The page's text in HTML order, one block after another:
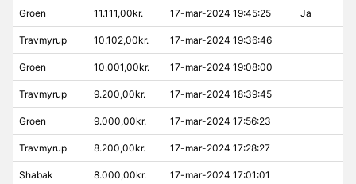
Groen 11.111,00kr. 17-mar-2024 19:45:25 Ja
Travmyrup 10.102,00kr. 17-mar-2024 19:36:46
Groen 10.001,00kr. 17-mar-2024 19:08:00
Travmyrup 9.200,00kr. 17-mar-2024 18:39:45
Groen 9.000,00kr. 17-mar-2024 17:56:23
Travmyrup 8.200,00kr. 17-mar-2024 17:28:27
Shabak 8.000,00kr. 17-mar-2024 17:01:01